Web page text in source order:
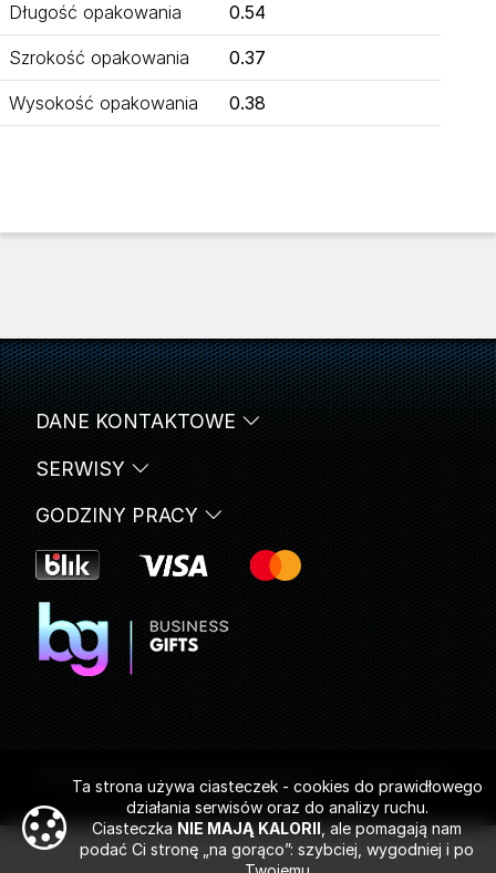
Ta strona używa ciasteczek - cookies do prawidłowego
działania serwisów oraz do analizy ruchu.
Ciasteczka NIE MAJĄ KALORII , ale pomagają nam
podać Ci stronę „na gorąco”: szybciej, wygodniej i po
Długość opakowania 0.54
Szrokość opakowania 0.37
Wysokość opakowania 0.38
SERWISY
DANE KONTAKTOWE
GODZINY PRACY
Wszelkie prawa są zastrzeżone © Rokka sp. z o.o. 2020 - 2026 -
Gadżety reklamowe